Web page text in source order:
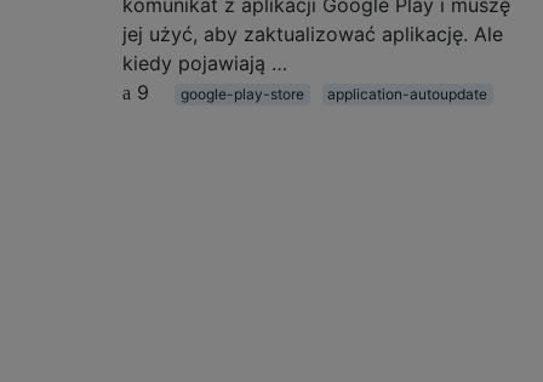
jej użyć, aby zaktualizować aplikację. Ale
kiedy pojawiają …
9
google-play-store application-autoupdate